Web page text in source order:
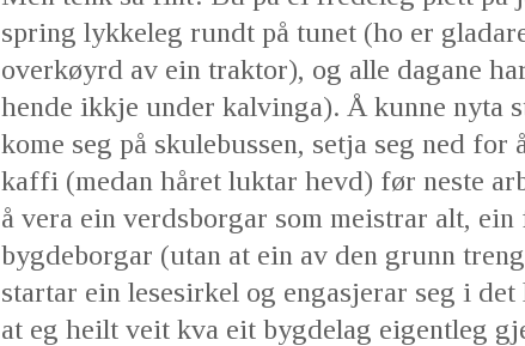
spring lykkeleg rundt på tunet (ho er
overkøyrd av ein traktor), og alle dagane
hende ikkje under kalvinga). Å kunne nyta
kome seg på skulebussen, setja seg ned
kaffi (medan håret luktar hevd) før neste
å vera ein verdsborgar som meistrar alt,
bygdeborgar (utan at ein av den grunn
startar ein lesesirkel og engasjerar seg i
at eg heilt veit kva eit bygdelag eigentleg